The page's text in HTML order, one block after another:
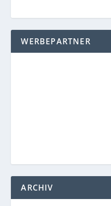
WERBEPARTNER
ARCHIV